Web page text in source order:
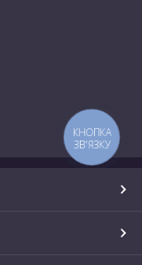
КНОПКА
ЗВ'ЯЗКУ